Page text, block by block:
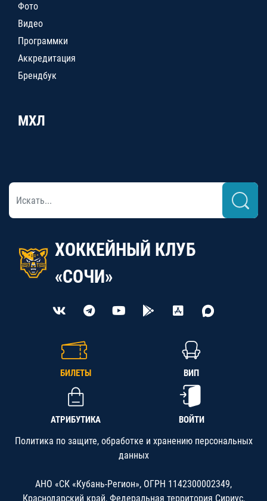
Фото
Видео
Программки
Аккредитация
Брендбук
МХЛ
ХОККЕЙНЫЙ КЛУБ
«СОЧИ»
БИЛЕТЫ ВИП
АТРИБУТИКА ВОЙТИ
Политика по защите, обработке и хранению персональных
данных
АНО «СК «Кубань-Регион», ОГРН 1142300002349,
Краснодарский край, Федеральная территория Сириус,